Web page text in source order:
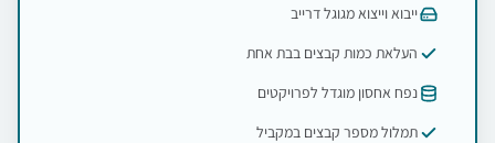
ייבוא וייצוא מגוגל דרייב
העלאת כמות קבצים בבת אחת
נפח אחסון מוגדל לפרויקטים
תמלול מספר קבצים במקביל